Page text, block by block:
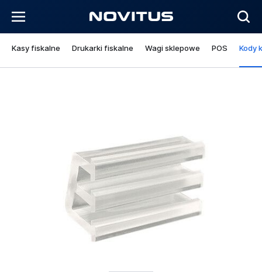
Kasy fiskalne Drukarki fiskalne Wagi sklepowe POS Kody